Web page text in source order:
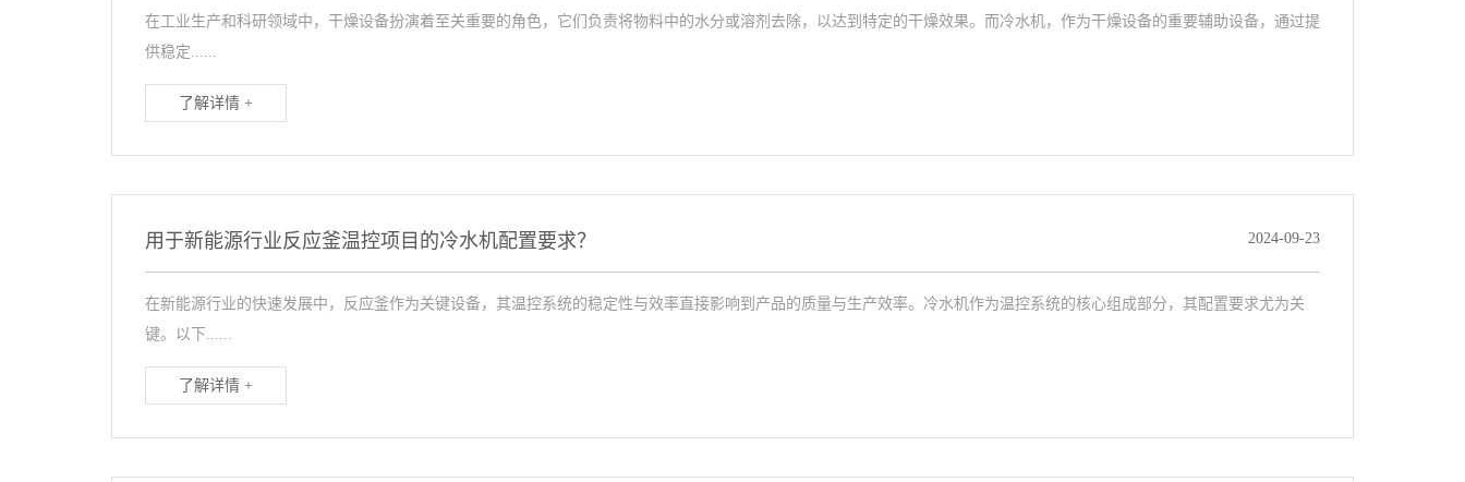
在工业生产和科研领域中，干燥设备扮演着至关重要的角色，它们负责将物料中的水分或溶剂去除，以达到特定的干燥效果。而冷水机，作为干燥设备的重要辅助设备，通过提
供稳定......
了解详情 +
用于新能源行业反应釜温控项目的冷水机配置要求？ 2024-09-23
在新能源行业的快速发展中，反应釜作为关键设备，其温控系统的稳定性与效率直接影响到产品的质量与生产效率。冷水机作为温控系统的核心组成部分，其配置要求尤为关
键。以下......
了解详情 +